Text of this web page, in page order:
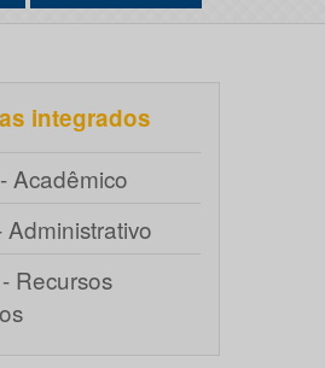
integrados
Acadêmico
Administrativo
Recursos